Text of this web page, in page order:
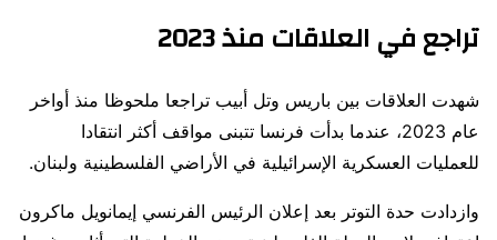
تراجع في العلاقات منذ 2023
شهدت العلاقات بين باريس وتل أبيب تراجعا ملحوظا منذ أواخر
عام 2023، عندما بدأت فرنسا تتبنى مواقف أكثر انتقادا
للعمليات العسكرية الإسرائيلية في الأراضي الفلسطينية ولبنان.
وازدادت حدة التوتر بعد إعلان الرئيس الفرنسي إيمانويل ماكرون